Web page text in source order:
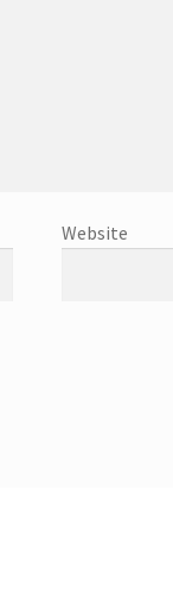
Website